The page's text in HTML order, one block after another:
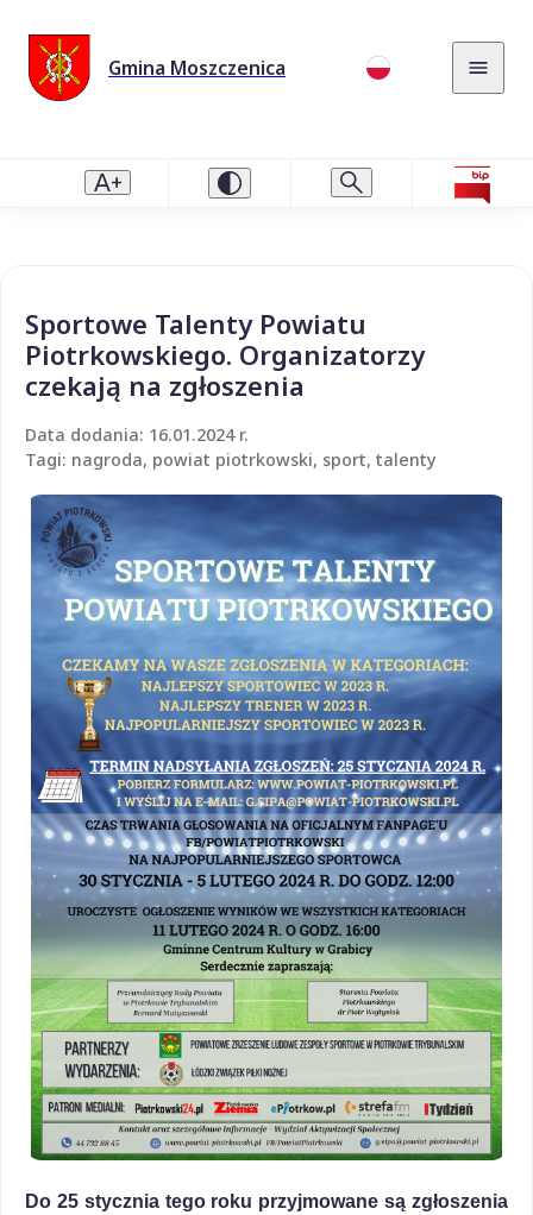
Gmina Moszczenica
Sportowe Talenty Powiatu
Piotrkowskiego. Organizatorzy
czekają na zgłoszenia
Data dodania: 16.01.2024 r.
Tagi: nagroda, powiat piotrkowski, sport, talenty
Do 25 stycznia tego roku przyjmowane są zgłoszenia